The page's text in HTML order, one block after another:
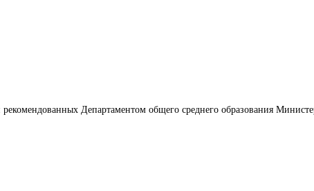
Департаментом общего среднего образования